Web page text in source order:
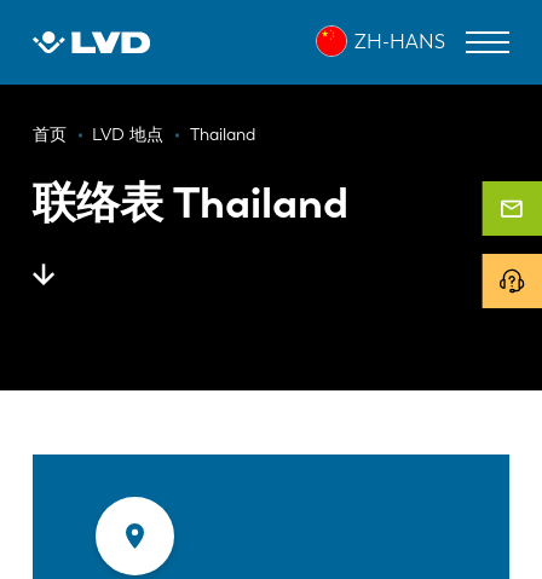
ZH-HANS
面
包
屑
首页 LVD 地点 Thailand
联络表 Thailand
激光切割机
折弯机
冲床
软件
关于 LVD
最新消息